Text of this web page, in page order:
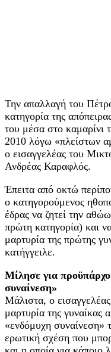
Την απαλλαγή του
κατηγορία της
του μέσα στο
2010 λόγω «πλείστων
ο εισαγγελέας του
Ανδρέας Καραφλός.
Έπειτα από οκτώ
ο κατηγορούμενος
έδρας να ζητεί την
πρώτη κατηγορία) και
μαρτυρία της πρώτης
κατήγγειλε.
Μίλησε για
συναίνεση»
Μάλιστα, ο
μαρτυρία της γυναίκας
«ενδόμυχη συναίνεση»
ερωτική σχέση που